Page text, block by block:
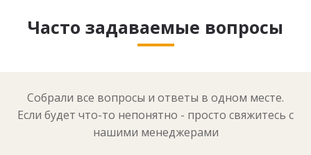
Часто задаваемые вопросы
Собрали все вопросы и ответы в одном месте.
Если будет что-то непонятно - просто свяжитесь с
нашими менеджерами